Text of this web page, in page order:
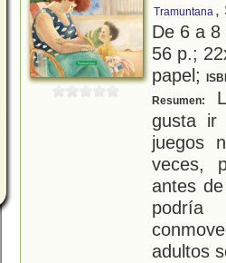
Tramuntana ,
De 6 a
56 p.;
papel;
Resumen:
gusta ir
juegos
veces,
antes
podría
adultos